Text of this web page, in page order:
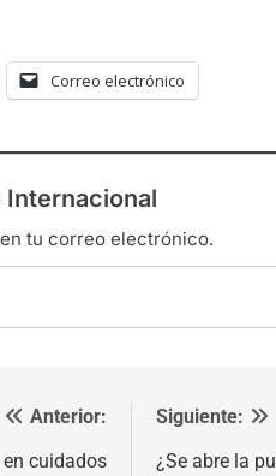
Correo electrónico
Internacional
tu correo electrónico.
Anterior:
en cuidados
Siguiente:
¿Se abre la